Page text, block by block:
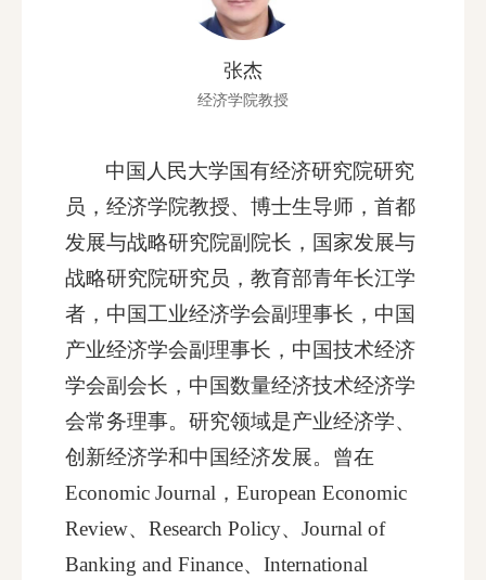
张杰
经济学院教授
中国人民大学国有经济研究院研究
员，经济学院教授、博士生导师，首都
发展与战略研究院副院长，国家发展与
战略研究院研究员，教育部青年长江学
者，中国工业经济学会副理事长，中国
产业经济学会副理事长，中国技术经济
学会副会长，中国数量经济技术经济学
会常务理事。研究领域是产业经济学、
创新经济学和中国经济发展。曾在
Economic Journal，European Economic
Review、Research Policy、Journal of
Banking and Finance、International